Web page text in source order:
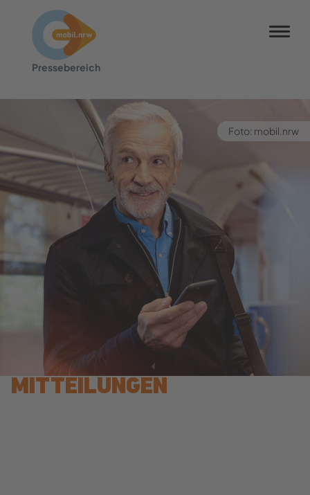
Pres­se­be­reich
Foto: mobil.nrw
MIT­TEI­LUN­GEN